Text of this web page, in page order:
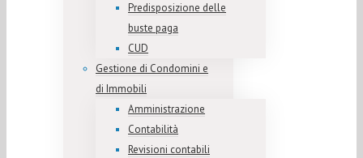
Predisposizione delle
buste paga
CUD
Gestione di Condomini e
di Immobili
Amministrazione
Contabilità
Revisioni contabili